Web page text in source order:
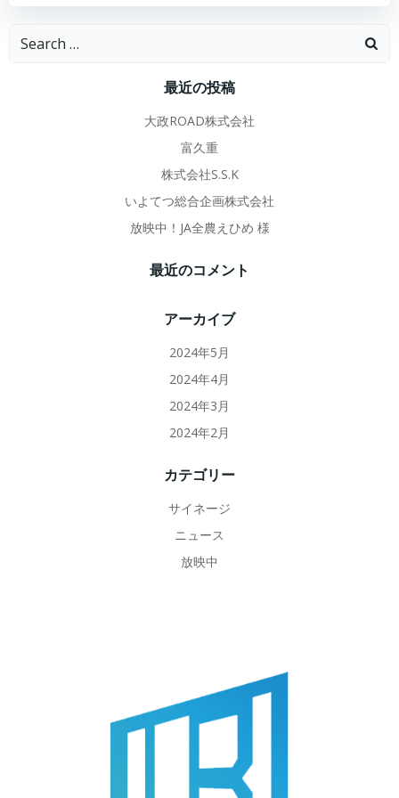
Search
最近の投稿
大政ROAD株式会社
富久重
株式会社S.S.K
いよてつ総合企画株式会社
放映中！JA全農えひめ 様
最近のコメント
アーカイブ
2024年5月
2024年4月
2024年3月
2024年2月
カテゴリー
サイネージ
ニュース
放映中